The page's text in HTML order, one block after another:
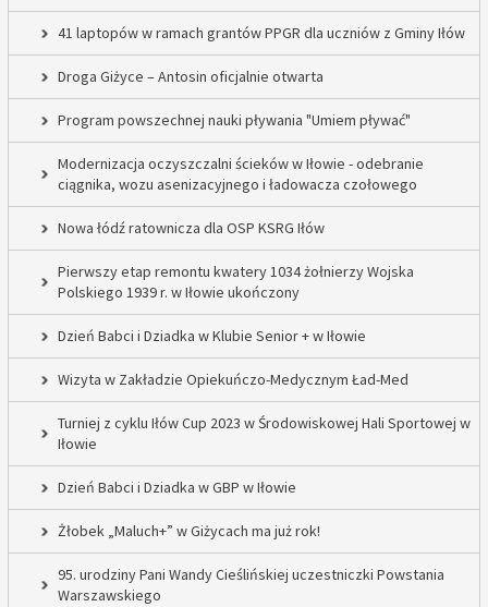
41 laptopów w ramach grantów PPGR dla uczniów z Gminy Iłów
Droga Giżyce – Antosin oficjalnie otwarta
Program powszechnej nauki pływania "Umiem pływać"
Modernizacja oczyszczalni ścieków w Iłowie - odebranie
ciągnika, wozu asenizacyjnego i ładowacza czołowego
Nowa łódź ratownicza dla OSP KSRG Iłów
Pierwszy etap remontu kwatery 1034 żołnierzy Wojska
Polskiego 1939 r. w Iłowie ukończony
Dzień Babci i Dziadka w Klubie Senior + w Iłowie
Wizyta w Zakładzie Opiekuńczo-Medycznym Ład-Med
Turniej z cyklu Iłów Cup 2023 w Środowiskowej Hali Sportowej w
Iłowie
Dzień Babci i Dziadka w GBP w Iłowie
Żłobek „Maluch+” w Giżycach ma już rok!
95. urodziny Pani Wandy Cieślińskiej uczestniczki Powstania
Warszawskiego